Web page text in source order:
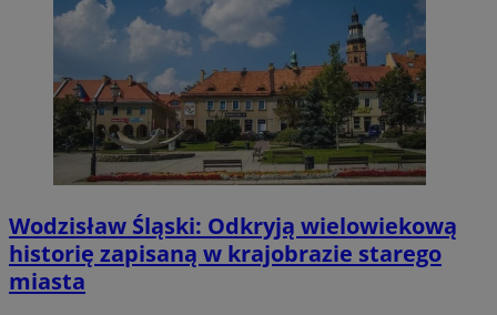
Wodzisław Śląski: Odkryją wielowiekową
historię zapisaną w krajobrazie starego
miasta